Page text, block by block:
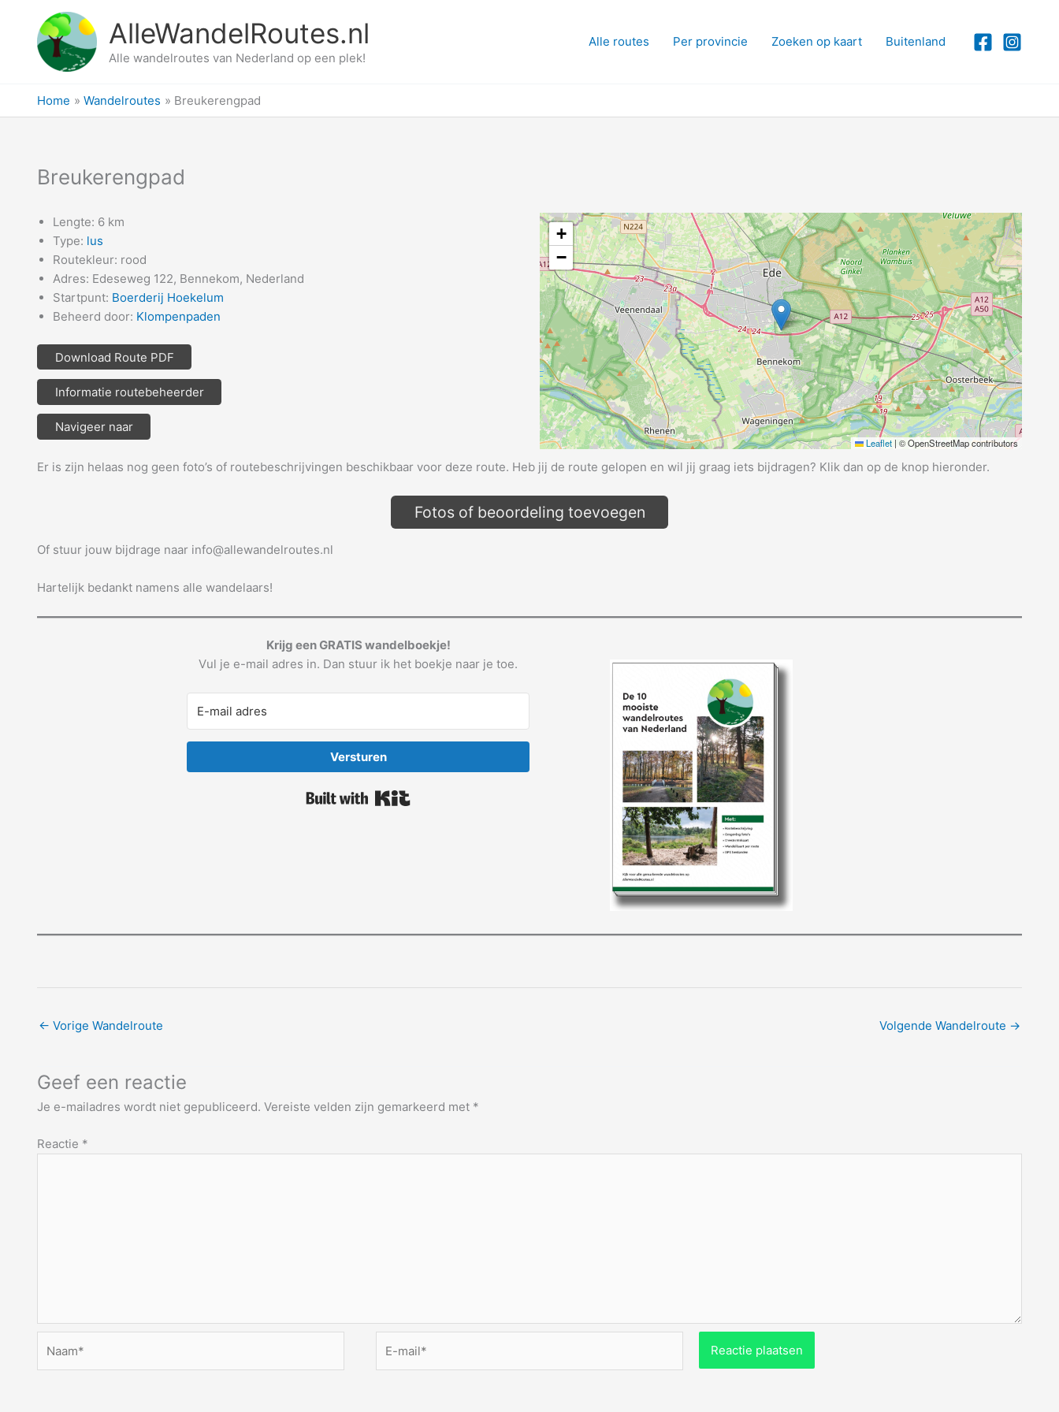
AlleWandelRoutes.nl
Alle wandelroutes van Nederland op een plek!
Alle routes Per provincie Zoeken op kaart Buitenland
Home Wandelroutes Breukerengpad
Breukerengpad
Lengte: 6 km
Type: lus
Routekleur: rood
Adres: Edeseweg 122, Bennekom, Nederland
Startpunt: Boerderij Hoekelum
Beheerd door: Klompenpaden
Download Route PDF
Informatie routebeheerder
Navigeer naar
+
−
Leaflet | © OpenStreetMap contributors
Er is zijn helaas nog geen foto’s of routebeschrijvingen beschikbaar voor deze route. Heb jij de route gelopen en wil jij graag iets bijdragen? Klik dan op de knop hieronder.
Fotos of beoordeling toevoegen
Of stuur jouw bijdrage naar info@allewandelroutes.nl
Hartelijk bedankt namens alle wandelaars!
Krijg een GRATIS wandelboekje!
Vul je e-mail adres in. Dan stuur ik het boekje naar je toe.
Versturen
← Vorige Wandelroute Volgende Wandelroute →
Geef een reactie
Je e-mailadres wordt niet gepubliceerd. Vereiste velden zijn gemarkeerd met *
Reactie *
mail*